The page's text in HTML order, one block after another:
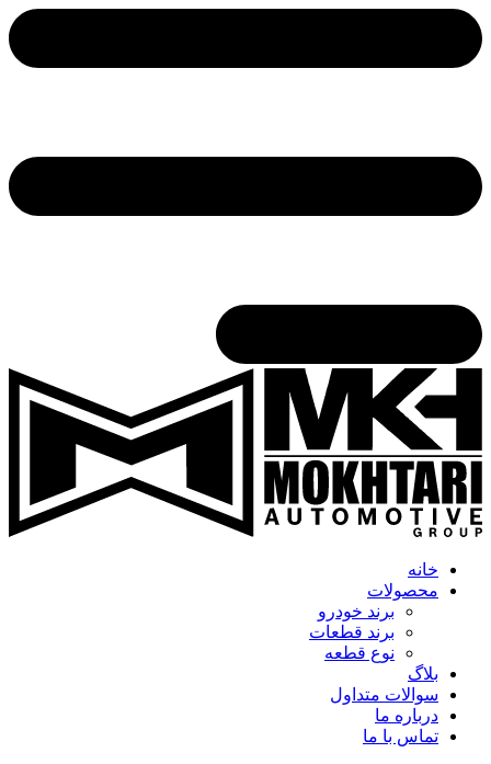
خانه
محصولات
برند خودرو
برند قطعات
نوع قطعه
بلاگ
سوالات متداول
درباره ما
تماس با ما